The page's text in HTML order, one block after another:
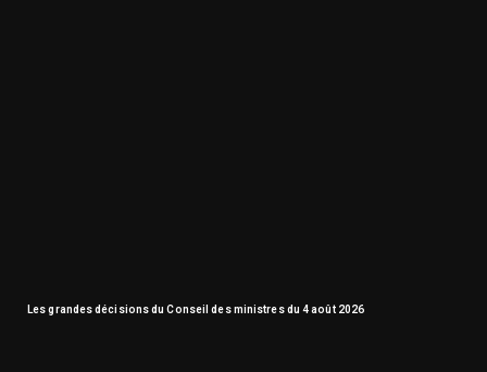
Les grandes décisions du Conseil des ministres du 4 août 2026